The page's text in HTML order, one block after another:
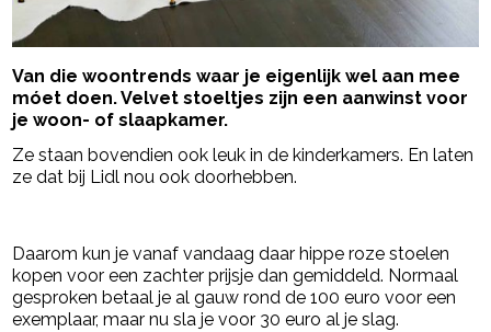
Van die woontrends waar je eigenlijk wel aan mee
móet doen. Velvet stoeltjes zijn een aanwinst voor
je woon- of slaapkamer.
Ze staan bovendien ook leuk in de kinderkamers. En laten
ze dat bij Lidl nou ook doorhebben.
Daarom kun je vanaf vandaag daar hippe roze stoelen
kopen voor een zachter prijsje dan gemiddeld. Normaal
gesproken betaal je al gauw rond de 100 euro voor een
exemplaar, maar nu sla je voor 30 euro al je slag.